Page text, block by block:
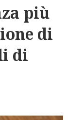
più
di
di